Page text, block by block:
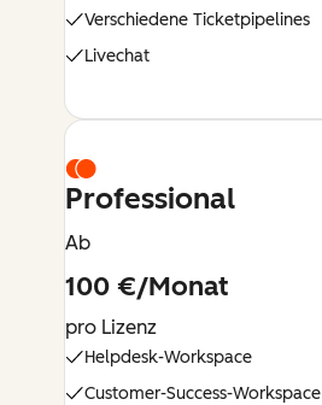
Verschiedene Ticketpipelines
Livechat
Professional
Ab
100 €/Monat
pro Lizenz
Helpdesk-Workspace
Customer-Success-Workspace